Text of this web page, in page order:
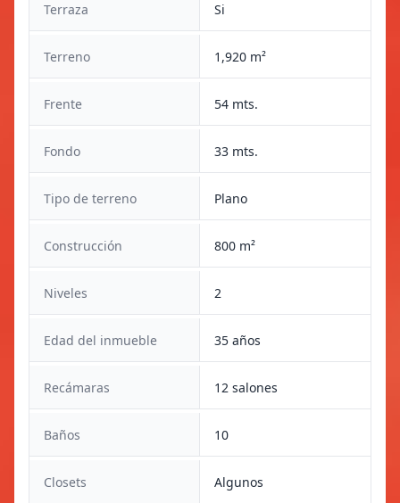
Terraza Si
Terreno 1,920 m²
Frente 54 mts.
Fondo 33 mts.
Tipo de terreno Plano
Construcción 800 m²
Niveles 2
Edad del inmueble 35 años
Recámaras 12 salones
Baños 10
Closets Algunos